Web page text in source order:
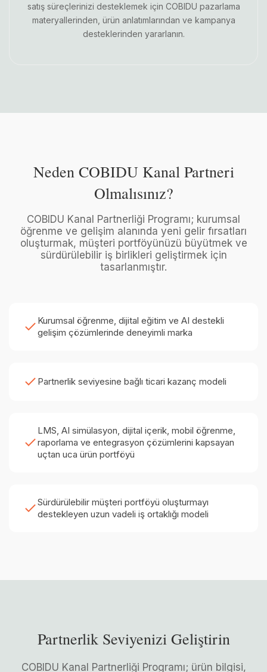
satış süreçlerinizi desteklemek için COBIDU pazarlama
materyallerinden, ürün anlatımlarından ve kampanya
desteklerinden yararlanın.
Neden COBIDU Kanal Partneri
Olmalısınız?
COBIDU Kanal Partnerliği Programı; kurumsal
öğrenme ve gelişim alanında yeni gelir fırsatları
oluşturmak, müşteri portföyünüzü büyütmek ve
sürdürülebilir iş birlikleri geliştirmek için
tasarlanmıştır.
Kurumsal öğrenme, dijital eğitim ve AI destekli
gelişim çözümlerinde deneyimli marka
Partnerlik seviyesine bağlı ticari kazanç modeli
LMS, AI simülasyon, dijital içerik, mobil öğrenme,
raporlama ve entegrasyon çözümlerini kapsayan
uçtan uca ürün portföyü
Sürdürülebilir müşteri portföyü oluşturmayı
destekleyen uzun vadeli iş ortaklığı modeli
Partnerlik Seviyenizi Geliştirin
COBIDU Kanal Partnerliği Programı; ürün bilgisi,